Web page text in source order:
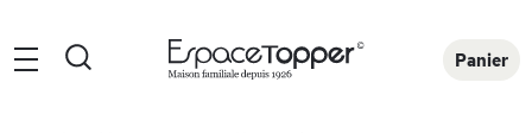
Panier
Rechercher